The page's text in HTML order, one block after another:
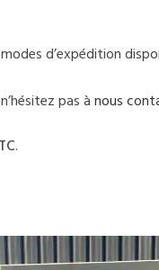
d’expédition
pas ànous
.